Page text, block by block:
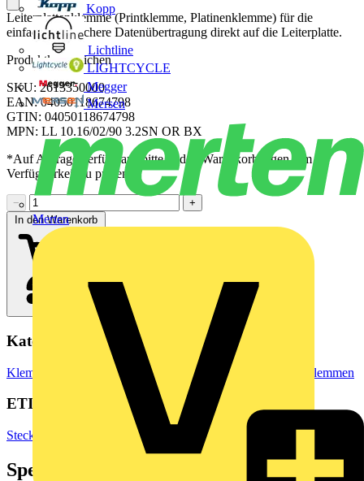
Kopp
Lichtline
LIGHTCYCLE
Megger
Mersen
Merten
Leiterplattenklemme (Printklemme, Platinenklemme) für die
einfache und sichere Datenübertragung direkt auf die Leiterplatte.
Produktkennzeichen
SKU: 2613350000
EAN: 04050118674798
GTIN: 04050118674798
MPN: LL 10.16/02/90 3.2SN OR BX
*Auf Anfrage verfügbar - bitte in den Warenkorb legen, um
Verfügbarkeit zu prüfen
−
+
In den Warenkorb
Kategorien
Klemmen, Steckverbinder & Verbindungselemente Reihenklemmen
ETIM Group
Steckverbinder
Spezifikationen